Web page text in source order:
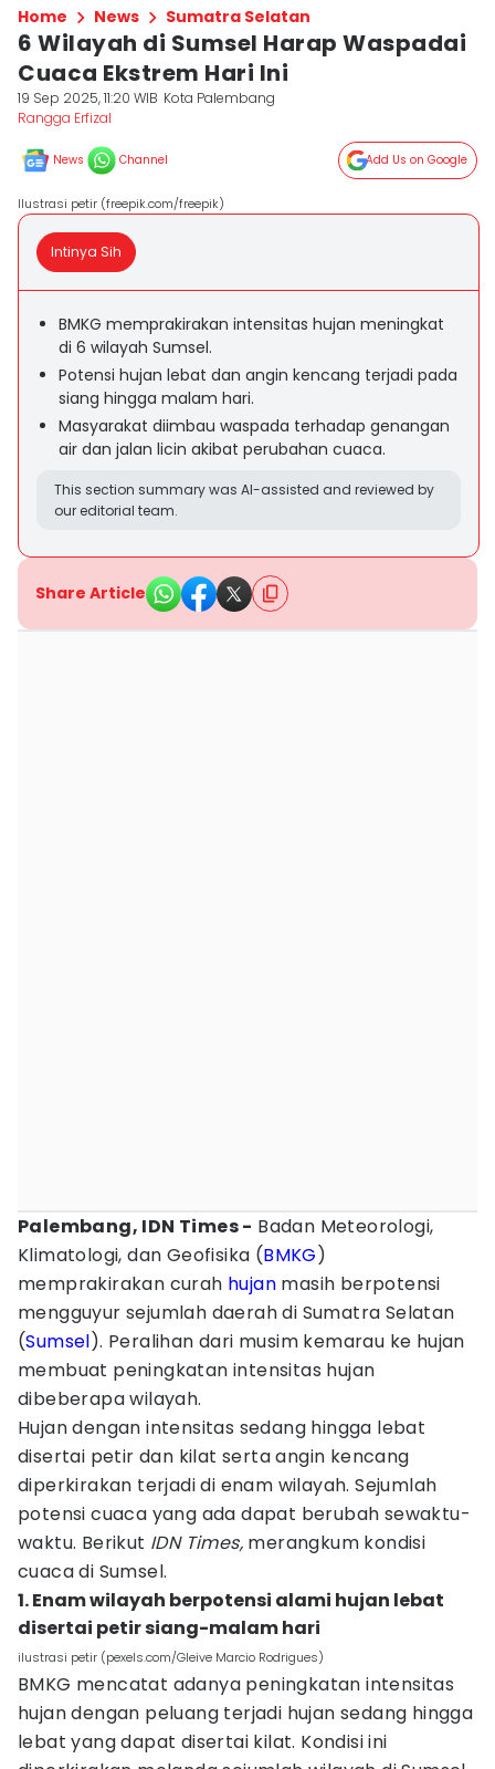
Home News Sumatra Selatan
6 Wilayah di Sumsel Harap Waspadai
Cuaca Ekstrem Hari Ini
19 Sep 2025, 11:20 WIB Kota Palembang
Rangga Erfizal
News Channel Add Us on Google
Ilustrasi petir (freepik.com/freepik)
Intinya Sih
BMKG memprakirakan intensitas hujan meningkat
di 6 wilayah Sumsel.
Potensi hujan lebat dan angin kencang terjadi pada
siang hingga malam hari.
Masyarakat diimbau waspada terhadap genangan
air dan jalan licin akibat perubahan cuaca.
This section summary was AI-assisted and reviewed by
our editorial team.
Share Article
Palembang, IDN Times - Badan Meteorologi,
Klimatologi, dan Geofisika (BMKG)
memprakirakan curah hujan masih berpotensi
mengguyur sejumlah daerah di Sumatra Selatan
(Sumsel). Peralihan dari musim kemarau ke hujan
membuat peningkatan intensitas hujan
dibeberapa wilayah.
Hujan dengan intensitas sedang hingga lebat
disertai petir dan kilat serta angin kencang
diperkirakan terjadi di enam wilayah. Sejumlah
potensi cuaca yang ada dapat berubah sewaktu-
waktu. Berikut IDN Times, merangkum kondisi
cuaca di Sumsel.
1. Enam wilayah berpotensi alami hujan lebat
disertai petir siang-malam hari
ilustrasi petir (pexels.com/Gleive Marcio Rodrigues)
BMKG mencatat adanya peningkatan intensitas
hujan dengan peluang terjadi hujan sedang hingga
lebat yang dapat disertai kilat. Kondisi ini